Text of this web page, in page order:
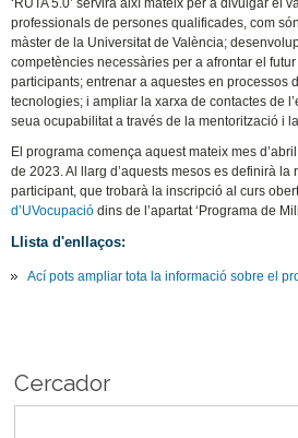
‘RUTA 5.0’ servirà així mateix per a divulgar el
professionals de persones qualificades, com
màster de la Universitat de València;
competències necessàries per a afrontar el
participants; entrenar a aquestes en processos
tecnologies; i ampliar la xarxa de contactes de
seua ocupabilitat a través de la mentorització i
El programa comença aquest mateix mes
de 2023. Al llarg d’aquests mesos es definirà
participant, que trobarà la inscripció al curs
d’UVocupació dins de l’apartat ‘Programa de
Llista d'enllaços:
Ací pots ampliar tota la informació sobre el
Cercador